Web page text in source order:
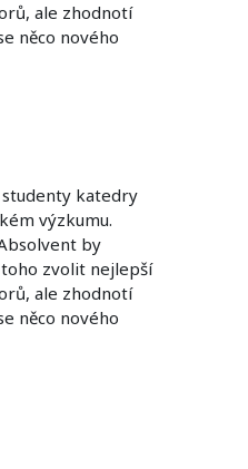
ale zhodnotí
něco nového
katedry
výzkumu.
by
zvolit nejlepší
ale zhodnotí
něco nového